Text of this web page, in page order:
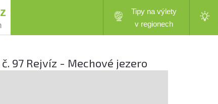
Tipy na výlety
v regionech
97 Rejvíz - Mechové jezero